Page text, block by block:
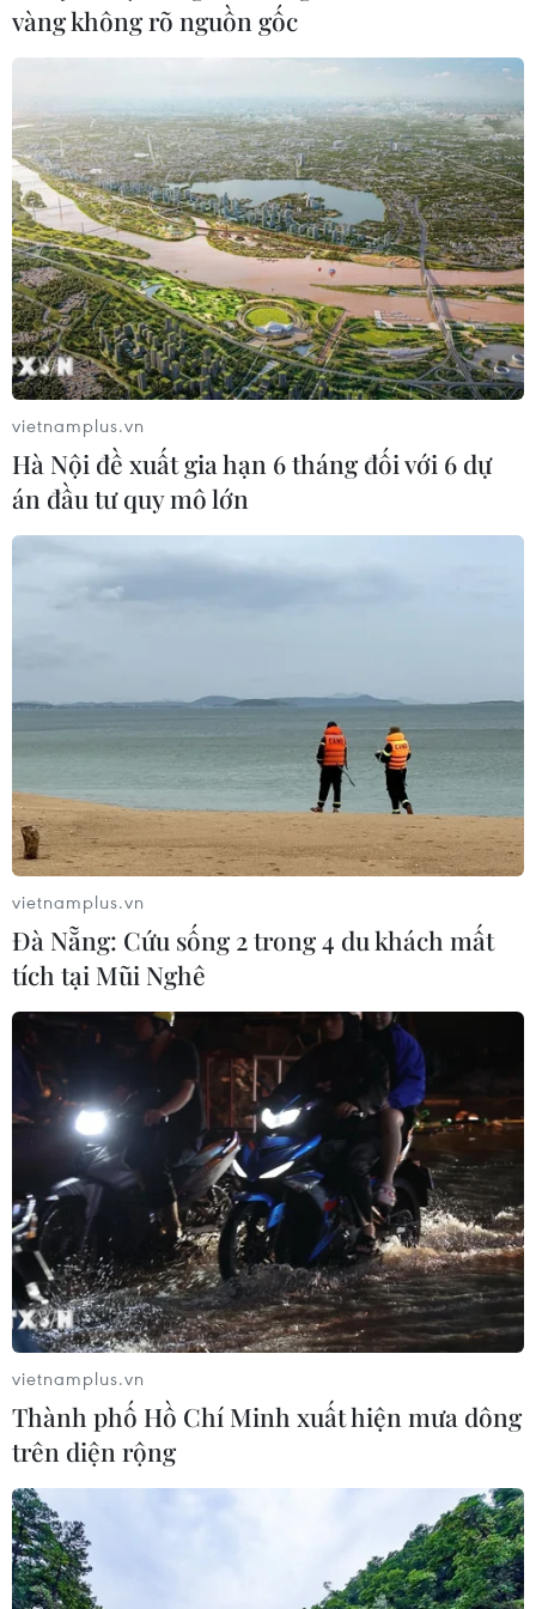
sản xuất pin và xe điện
Các hãng xe đang lên kế hoạch chi khoảng 515 tỷ USD
trong 5-10 năm tới nhằm phát triển và sản xuất những
chiếc xe chạy bằng pin mới, giảm dần việc sử dụng
động cơ đốt trong.
sang các nhà máy không phát thải
12/11/2021 07:44
Nhà sản xuất ôtô lớn nhất nước Mỹ General Motors cho
biết nhà máy "Factory Zero" chuyên sản xuất xe điện sẽ
khai trương trong chuyến thăm của Tổng thống Biden
vào ngày 17/11 tới.
vàng không rõ nguồn gốc
vietnamplus.vn
Hà Nội đề xuất gia hạn 6 tháng đối với 6 dự
án đầu tư quy mô lớn
vietnamplus.vn
Đà Nẵng: Cứu sống 2 trong 4 du khách mất
tích tại Mũi Nghê
vietnamplus.vn
Thành phố Hồ Chí Minh xuất hiện mưa dông
trên diện rộng